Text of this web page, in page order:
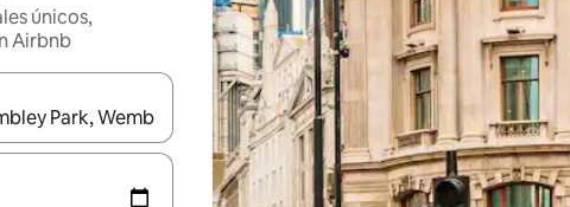
únicos,
Airbnb
navega con las teclas de flecha hacia arriba y hacia abajo o